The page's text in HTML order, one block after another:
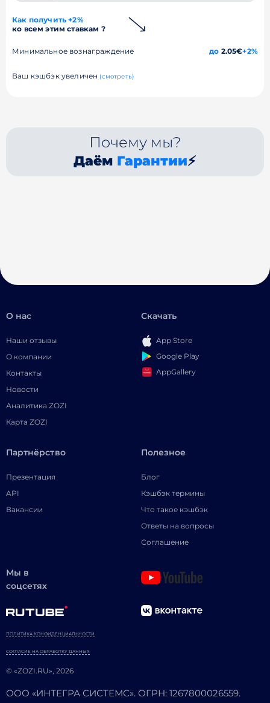
Как получить +2%
ко всем этим ставкам ?
Минимальное вознаграждение до 2.05€+2%
Ваш кэшбэк увеличен (смотреть)
Почему мы?
Даём Гарантии⚡
О нас
Наши отзывы
О компании
Контакты
Новости
Аналитика ZOZI
Карта ZOZI
Скачать
App Store
Google Play
AppGallery
Партнёрство
Презентация
API
Вакансии
Полезное
Блог
Кэшбэк термины
Что такое кэшбэк
Ответы на вопросы
Соглашение
Мы в
соцсетях
© «ZOZI.RU», 2026
ПОЛИТИКА КОНФИДЕНЦИАЛЬНОСТИ
СОГЛАСИЕ НА ОБРАБОТКУ ДАННЫХ
ООО «ИНТЕГРА СИСТЕМС». ОГРН: 1267800026559.